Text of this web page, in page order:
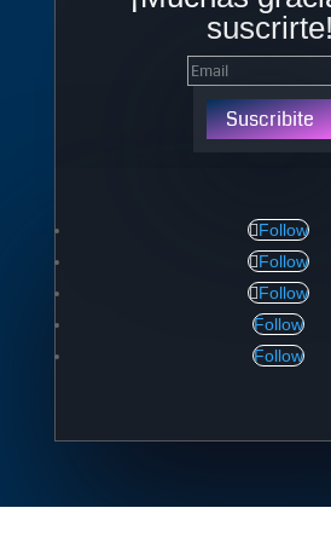
suscrirte!
Suscribite
Follow
Follow
Follow
Follow
Follow